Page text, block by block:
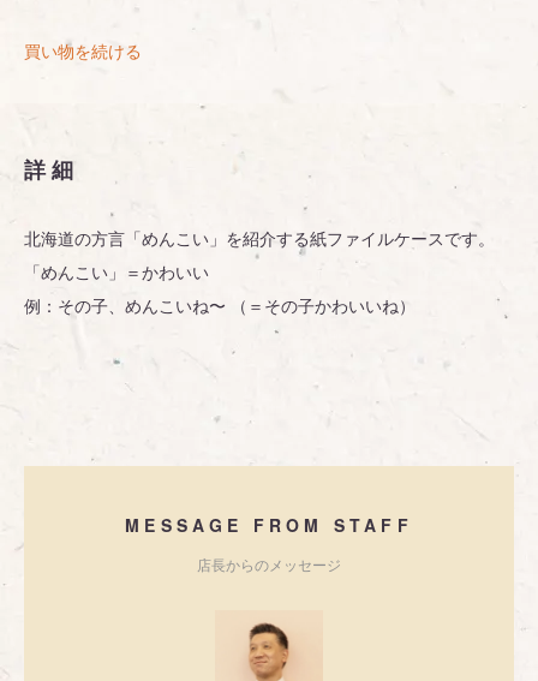
買い物を続ける
詳細
北海道の方言「めんこい」を紹介する紙ファイルケースです。
「めんこい」＝かわいい
例：その子、めんこいね〜 （＝その子かわいいね）
MESSAGE FROM STAFF
店長からのメッセージ